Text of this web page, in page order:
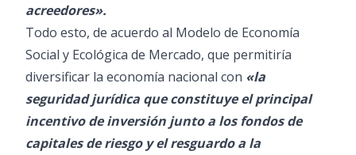
acreedores».
Todo esto, de acuerdo al Modelo de Economía
Social y Ecológica de Mercado, que permitiría
diversificar la economía nacional con «la
seguridad jurídica que constituye el principal
incentivo de inversión junto a los fondos de
capitales de riesgo y el resguardo a la